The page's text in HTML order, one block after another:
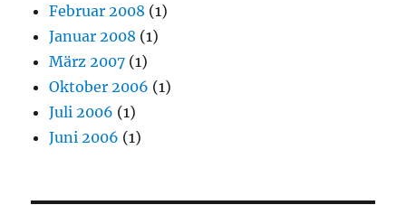
Februar 2008 (1)
Januar 2008 (1)
März 2007 (1)
Oktober 2006 (1)
Juli 2006 (1)
Juni 2006 (1)